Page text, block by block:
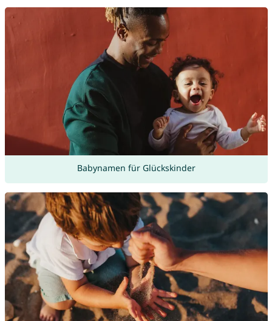
Babynamen für Glückskinder